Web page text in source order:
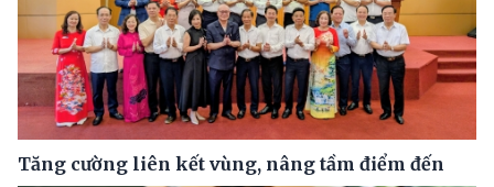
Tăng cường liên kết vùng, nâng tầm điểm đến